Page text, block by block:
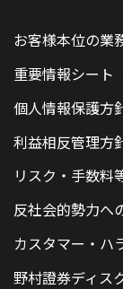
お客様本位の業
重要情報シート
個人情報保護方
利益相反管理方
リスク・手数料
反社会的勢力へ
カスタマー・ハ
野村證券ディス